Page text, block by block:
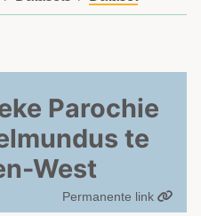
Parochie
te
West
Permanente link